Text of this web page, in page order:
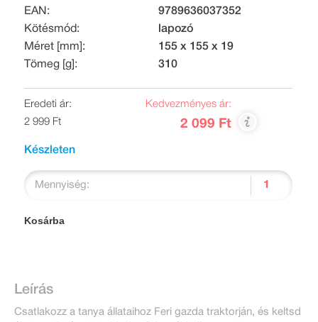
EAN:
9789636037352
Kötésmód:
lapozó
Méret [mm]:
155 x 155 x 19
Tömeg [g]:
310
Eredeti ár:
2 999 Ft
Kedvezményes ár:
2 099 Ft
Készleten
Mennyiség:
Kosárba
Leírás
Csatlakozz a tanya állataihoz Feri gazda traktorján, és keltsd